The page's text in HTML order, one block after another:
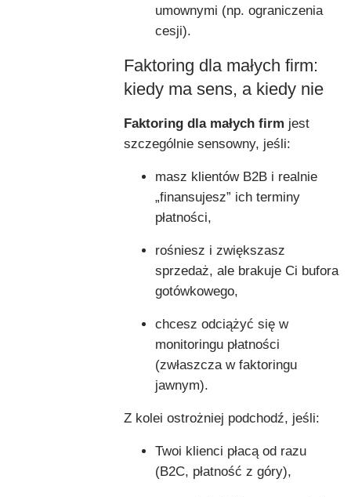
umownymi (np. ograniczenia
cesji).
Faktoring dla małych firm:
kiedy ma sens, a kiedy nie
Faktoring dla małych firm jest
szczególnie sensowny, jeśli:
masz klientów B2B i realnie
„finansujesz” ich terminy
płatności,
rośniesz i zwiększasz
sprzedaż, ale brakuje Ci bufora
gotówkowego,
chcesz odciążyć się w
monitoringu płatności
(zwłaszcza w faktoringu
jawnym).
Z kolei ostrożniej podchodź, jeśli:
Twoi klienci płacą od razu
(B2C, płatność z góry),